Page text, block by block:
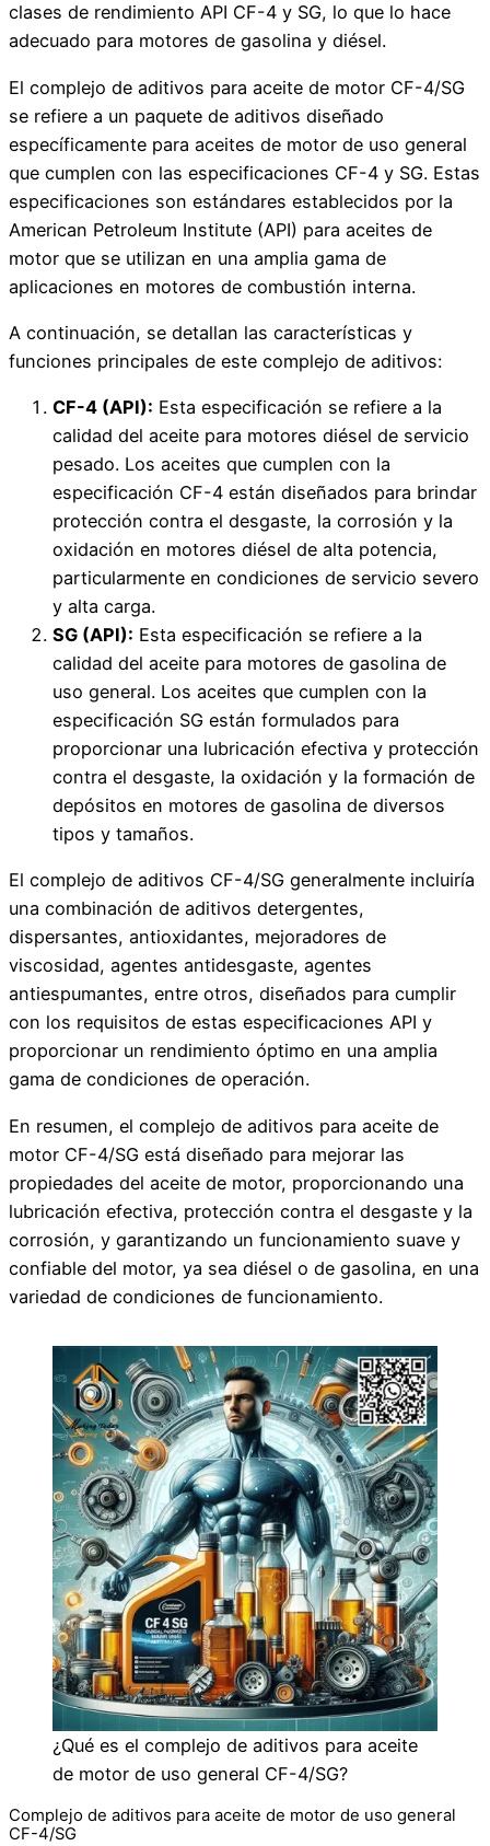
clases de rendimiento API CF-4 y SG, lo que lo hace
adecuado para motores de gasolina y diésel.
El complejo de aditivos para aceite de motor CF-4/SG
se refiere a un paquete de aditivos diseñado
específicamente para aceites de motor de uso general
que cumplen con las especificaciones CF-4 y SG. Estas
especificaciones son estándares establecidos por la
American Petroleum Institute (API) para aceites de
motor que se utilizan en una amplia gama de
aplicaciones en motores de combustión interna.
A continuación, se detallan las características y
funciones principales de este complejo de aditivos:
CF-4 (API): Esta especificación se refiere a la
calidad del aceite para motores diésel de servicio
pesado. Los aceites que cumplen con la
especificación CF-4 están diseñados para brindar
protección contra el desgaste, la corrosión y la
oxidación en motores diésel de alta potencia,
particularmente en condiciones de servicio severo
y alta carga.
SG (API): Esta especificación se refiere a la
calidad del aceite para motores de gasolina de
uso general. Los aceites que cumplen con la
especificación SG están formulados para
proporcionar una lubricación efectiva y protección
contra el desgaste, la oxidación y la formación de
depósitos en motores de gasolina de diversos
tipos y tamaños.
El complejo de aditivos CF-4/SG generalmente incluiría
una combinación de aditivos detergentes,
dispersantes, antioxidantes, mejoradores de
viscosidad, agentes antidesgaste, agentes
antiespumantes, entre otros, diseñados para cumplir
con los requisitos de estas especificaciones API y
proporcionar un rendimiento óptimo en una amplia
gama de condiciones de operación.
En resumen, el complejo de aditivos para aceite de
motor CF-4/SG está diseñado para mejorar las
propiedades del aceite de motor, proporcionando una
lubricación efectiva, protección contra el desgaste y la
corrosión, y garantizando un funcionamiento suave y
confiable del motor, ya sea diésel o de gasolina, en una
variedad de condiciones de funcionamiento.
¿Qué es el complejo de aditivos para aceite
de motor de uso general CF-4/SG?
Complejo de aditivos para aceite de motor de uso general
CF-4/SG